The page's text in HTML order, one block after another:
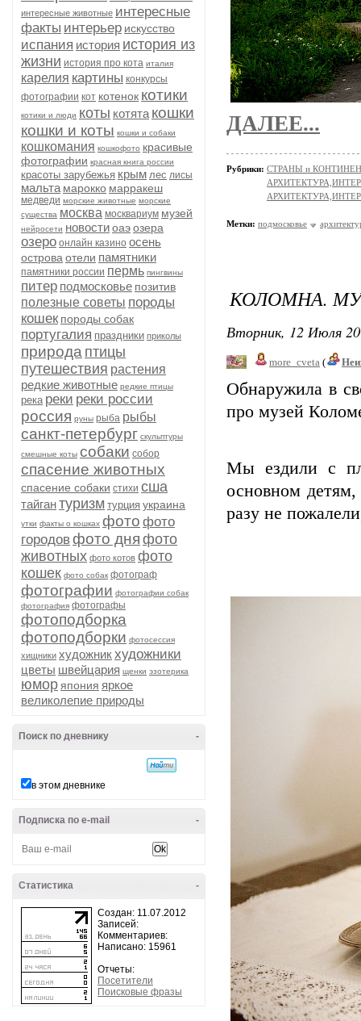
интересные животные интересные
факты интерьер искусство
испания история история из
жизни история про кота италия
карелия картины конкурсы
фотографии кот котенок котики
котики и люди коты котята кошки
кошки и коты кошки и собаки
кошкомания кошкофото красивые
фотографии красная книга россии
красоты зарубежья крым лес лисы
мальта марокко марракеш
медведи морские животные морские
существа москва москвариум музей
нейросети новостиоаэозера
озеро онлайн казино осень
острова отели памятники
памятники россии пермь пингвины
питер подмосковье позитив
полезные советы породы
кошек породы собак
португалия праздники приколы
природа птицы
путешествия растения
редкие животные редкие птицы
река реки реки россии
россия руны рыба рыбы
санкт-петербург скульптуры
смешные коты собаки собор
спасение животных
спасение собаки стихи сша
тайгантуризм турция украина
утки факты о кошках фото фото
городовфото дня фото
животных фото котов фото
кошек фото собак фотограф
фотографии фотографии собак
фотография фотографы
фотоподборка
фотоподборки фотосессия
хищники художникхудожники
цветы швейцария щенки эзотерика
юмор япония яркое
великолепие природы
-
Поиск по дневнику
в этом дневнике
-
Подписка по e-mail
-
Статистика
Создан: 11.07.2012
Записей:
Комментариев:
Написано: 15961
Отчеты:
Посетители
Поисковые фразы
ДАЛЕЕ...
Рубрики: СТРАНЫ и
Метки: подмосковье
КОЛОМНА.
Вторник, 12 Июля
more_cveta (
Обнаружила в
про музей
Мы ездили с
основном
разу не